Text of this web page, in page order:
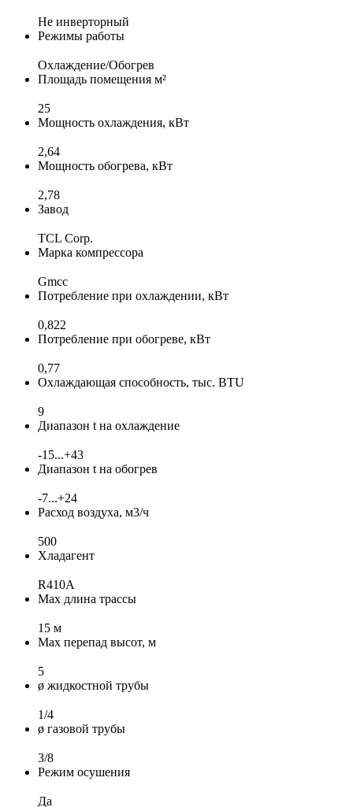
Не инверторный
Режимы работы
Охлаждение/Обогрев
Площадь помещения м²
25
Мощность охлаждения, кВт
2,64
Мощность обогрева, кВт
2,78
Завод
TCL Corp.
Марка компрессора
Gmcc
Потребление при охлаждении, кВт
0,822
Потребление при обогреве, кВт
0,77
Охлаждающая способность, тыс. BTU
9
Диапазон t на охлаждение
-15...+43
Диапазон t на обогрев
-7...+24
Расход воздуха, м3/ч
500
Хладагент
R410A
Max длина трассы
15 м
Max перепад высот, м
5
ø жидкостной трубы
1/4
ø газовой трубы
3/8
Режим осушения
Да